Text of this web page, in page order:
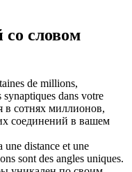
словом
de millions,
synaptiques dans votre
в сотнях миллионов,
соединений в вашем
une distance et une
sont des angles uniques.